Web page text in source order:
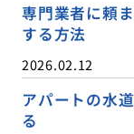
専門業者に頼
する方法
2026.02.12
アパートの水
る